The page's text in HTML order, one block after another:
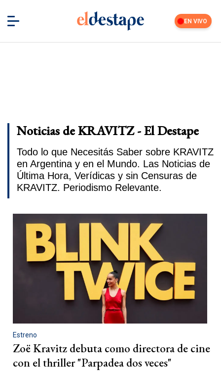
EN VIVO
Noticias de KRAVITZ - El Destape
Todo lo que Necesitás Saber sobre KRAVITZ
en Argentina y en el Mundo. Las Noticias de
Última Hora, Verídicas y sin Censuras de
KRAVITZ. Periodismo Relevante.
Estreno
Zoë Kravitz debuta como directora de cine
con el thriller "Parpadea dos veces"